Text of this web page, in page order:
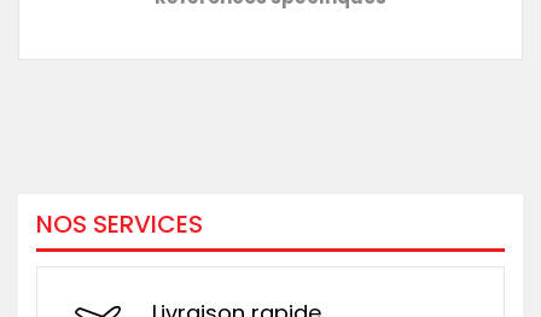
NOS SERVICES